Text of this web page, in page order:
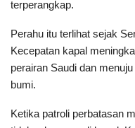
terperangkap.
Perahu itu terlihat sejak
Kecepatan kapal
perairan Saudi dan
bumi.
Ketika patroli perbatasan